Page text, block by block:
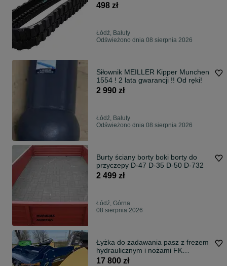
498 zł
Łódź, Bałuty
Odświeżono dnia 08 sierpnia 2026
Siłownik MEILLER Kipper Munchen
1554 ! 2 lata gwarancji !! Od ręki!
2 990 zł
Łódź, Bałuty
Odświeżono dnia 08 sierpnia 2026
Burty ściany borty boki borty do
przyczepy D-47 D-35 D-50 D-732
2 499 zł
Łódź, Górna
08 sierpnia 2026
Łyżka do zadawania pasz z frezem
hydraulicznym i nożami FK
MACHINERY
17 800 zł